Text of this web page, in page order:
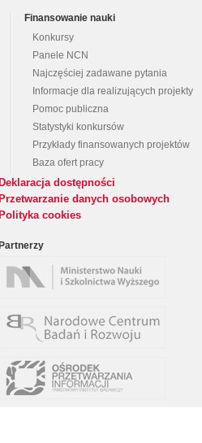
Finansowanie nauki
Konkursy
Panele NCN
Najczęściej zadawane pytania
Informacje dla realizujących projekty
Pomoc publiczna
Statystyki konkursów
Przykłady finansowanych projektów
Baza ofert pracy
Deklaracja dostępności
Przetwarzanie danych osobowych
Polityka cookies
Partnerzy